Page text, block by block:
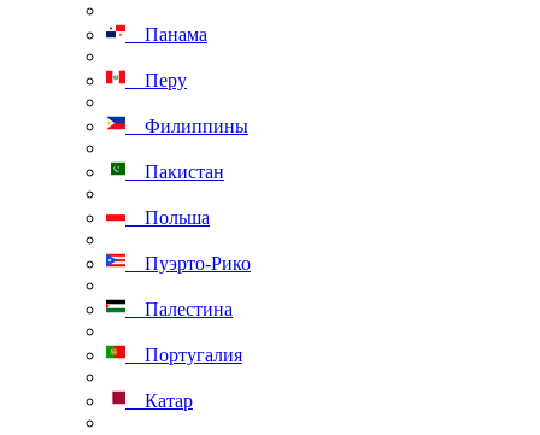
Панама
Перу
Филиппины
Пакистан
Польша
Пуэрто-Рико
Палестина
Португалия
Катар